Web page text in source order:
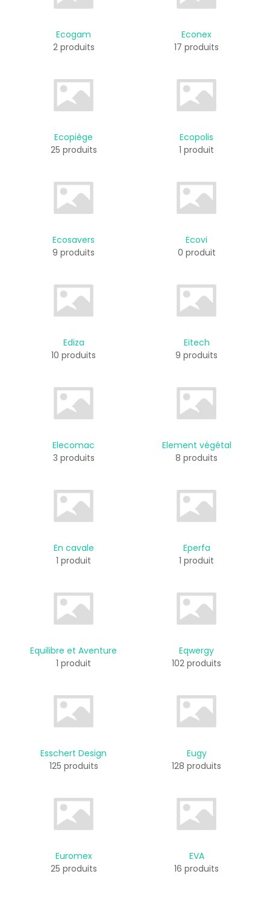
Ecogam
2 produits
Econex
17 produits
Ecopiège
25 produits
Ecopolis
1 produit
Ecosavers
9 produits
Ecovi
0 produit
Ediza
10 produits
Eitech
9 produits
Elecomac
3 produits
Element végétal
8 produits
En cavale
1 produit
Eperfa
1 produit
Equilibre et Aventure
1 produit
Eqwergy
102 produits
Esschert Design
125 produits
Eugy
128 produits
Euromex
25 produits
EVA
16 produits